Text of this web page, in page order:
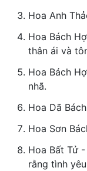
Hoa Anh
Hoa Bách
thân ái và
Hoa Bách
nhã.
Hoa Dã
Hoa Sơn
Hoa Bất Tử
rằng tình